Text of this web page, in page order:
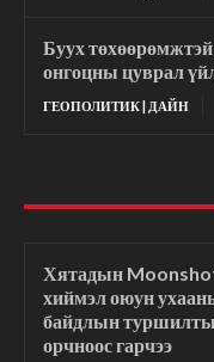
Буух
онгоцны цуврал
ГЕОПОЛИТИК | ДАЙН
Хятадын Moonshot
хиймэл оюун
байдлын
орчноос гарчээ